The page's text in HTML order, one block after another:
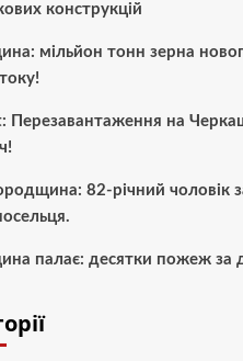
конструкцій
мільйон тонн зерна
Перезавантаження на
82-річний чоловік
палає: десятки пожеж за